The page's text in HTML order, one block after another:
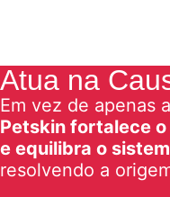
Atua na
Em vez de apenas
Petskin fortalece
e equilibra o
resolvendo a